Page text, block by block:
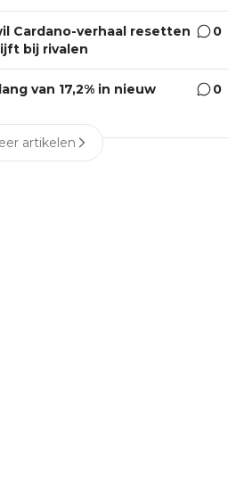
Cardano-verhaal resetten
bij rivalen
0
van 17,2% in nieuw
0
artikelen